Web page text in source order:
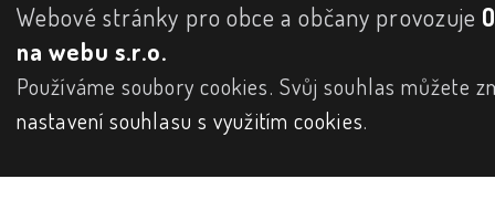
Webové stránky pro obce a občany provozuje
na webu s.r.o.
Používáme soubory cookies. Svůj souhlas můžete
nastavení souhlasu s využitím cookies.